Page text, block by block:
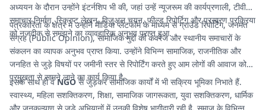
अध्ययन के दौरान उन्होंने इंटर्नशिप भी की, जहां उन्हें न्यूजरूम की कार्यप्रणाली, टीवी
समाचार निर्माण, स्क्रिप्ट लेखन, विजुअल चयन, फील्ड रिपोर्टिग और प्रसारण प्रक्रिया
को नजदीक से समझने का व्यावहारिक अनुभव प्राप्त हुआ.
पत्रकारिता के क्षेत्र में उन्होंने मीडिया प्लेटफॉर्म के माध्यम से ग्राउंड रिपोर्टिंग, जनमत
संग्रह (Public Opinion), सामाजिक मुद्दों की कवरेज और स्थानीय समाचारों के
संकलन का व्यापक अनुभव प्राप्त किया. उन्होंने विभिन्न सामाजिक, राजनीतिक और
जनहित से जुड़े विषयों पर जमीनी स्तर से रिपोर्टिंग करते हुए आम लोगों की आवाज को
प्रमुखता से सामने लाने का कार्य किया है.
इसके साथ ही वेNGOसे जुड़कर सामाजिक कार्यों में भी सक्रिय भूमिका निभाते हैं.
स्वास्थ्य, महिला सशक्तिकरण, शिक्षा, सामाजिक जागरूकता, युवा सशक्तिकरण, धार्मिक